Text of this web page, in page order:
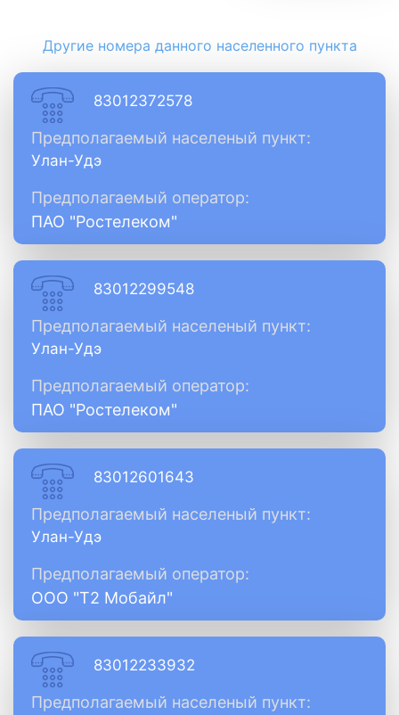
Другие номера данного населенного пункта
83012372578
Предполагаемый населеный пункт:
Улан-Удэ
Предполагаемый оператор:
ПАО "Ростелеком"
83012299548
Предполагаемый населеный пункт:
Улан-Удэ
Предполагаемый оператор:
ПАО "Ростелеком"
83012601643
Предполагаемый населеный пункт:
Улан-Удэ
Предполагаемый оператор:
ООО "Т2 Мобайл"
83012233932
Предполагаемый населеный пункт: